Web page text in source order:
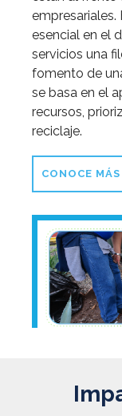
esencial en el
servicios una
fomento de
se basa en el
recursos,
reciclaje.
CONOCE MÁS